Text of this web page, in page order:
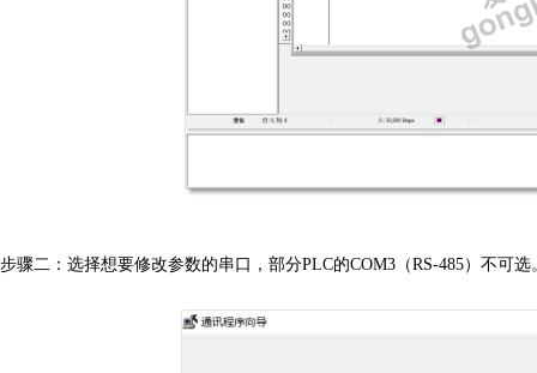
步骤二：选择想要修改参数的串口，部分PLC的COM3 （RS-485）不可选